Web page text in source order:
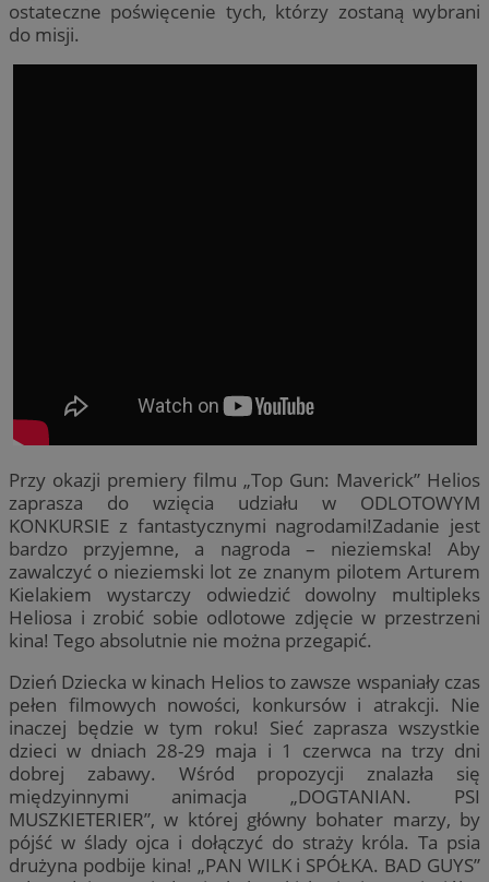
ostateczne poświęcenie tych, którzy zostaną wybrani
do misji.
Przy okazji premiery filmu „Top Gun: Maverick” Helios
zaprasza do wzięcia udziału w ODLOTOWYM
KONKURSIE z fantastycznymi nagrodami!Zadanie jest
bardzo przyjemne, a nagroda – nieziemska! Aby
zawalczyć o nieziemski lot ze znanym pilotem Arturem
Kielakiem wystarczy odwiedzić dowolny multipleks
Heliosa i zrobić sobie odlotowe zdjęcie w przestrzeni
kina! Tego absolutnie nie można przegapić.
Dzień Dziecka w kinach Helios to zawsze wspaniały czas
pełen filmowych nowości, konkursów i atrakcji. Nie
inaczej będzie w tym roku! Sieć zaprasza wszystkie
dzieci w dniach 28-29 maja i 1 czerwca na trzy dni
dobrej zabawy. Wśród propozycji znalazła się
międzyinnymi animacja „DOGTANIAN. PSI
MUSZKIETERIER”, w której główny bohater marzy, by
pójść w ślady ojca i dołączyć do straży króla. Ta psia
drużyna podbije kina! „PAN WILK i SPÓŁKA. BAD GUYS”